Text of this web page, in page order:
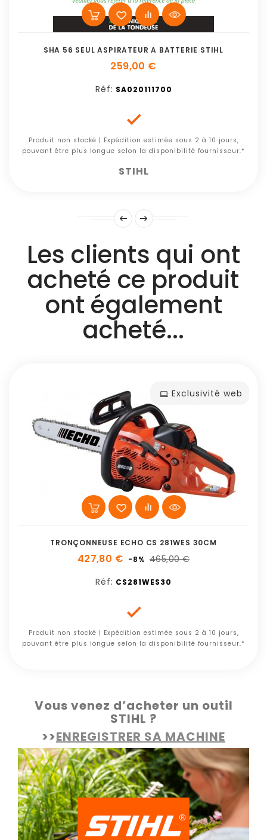
SHA 56 SEUL ASPIRATEUR A BATTERIE STIHL
259,00 €
Réf: SA020111700

Produit non stocké | Expédition estimée sous 2 à 10 jours,
pouvant être plus longue selon la disponibilité fournisseur.*
STIHL
Les clients qui ont
acheté ce produit
ont également
acheté...
Exclusivité web
TRONÇONNEUSE ECHO CS 281WES 30CM
427,80 € -8% 465,00 €
Réf: CS281WES30

Produit non stocké | Expédition estimée sous 2 à 10 jours,
pouvant être plus longue selon la disponibilité fournisseur.*
Vous venez d’acheter un outil
STIHL ?
>>ENREGISTRER SA MACHINE